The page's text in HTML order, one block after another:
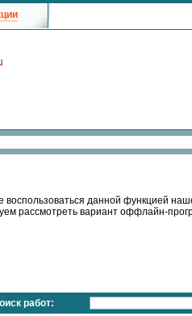
данной функцией
рассмотреть вариант оффлайн-
работ: